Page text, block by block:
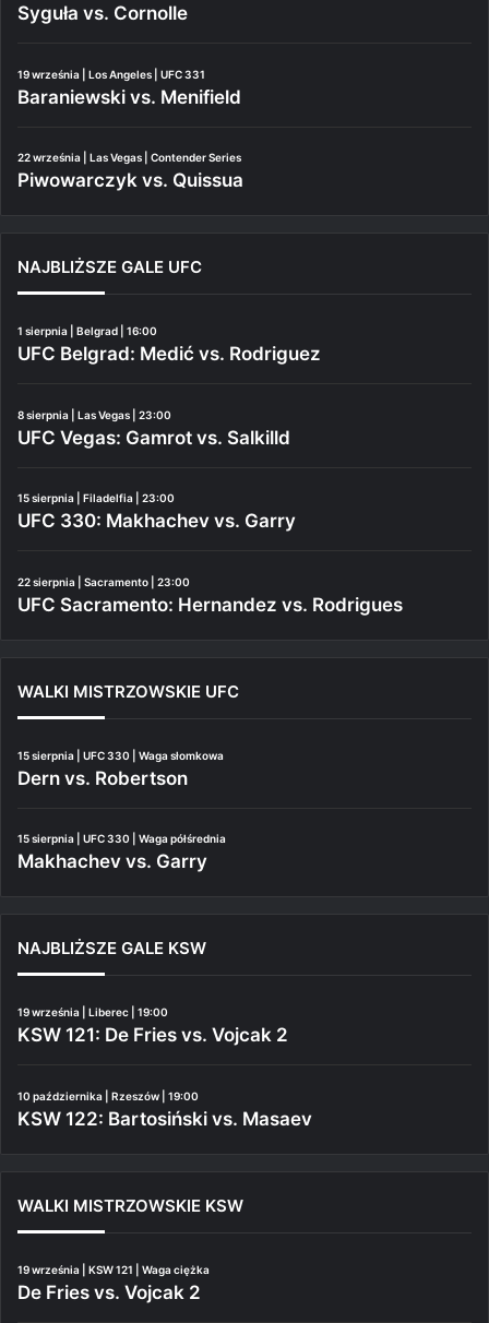
Syguła vs. Cornolle
19 września | Los Angeles | UFC 331
Baraniewski vs. Menifield
22 września | Las Vegas | Contender Series
Piwowarczyk vs. Quissua
NAJBLIŻSZE GALE UFC
1 sierpnia | Belgrad | 16:00
UFC Belgrad: Medić vs. Rodriguez
8 sierpnia | Las Vegas | 23:00
UFC Vegas: Gamrot vs. Salkilld
15 sierpnia | Filadelfia | 23:00
UFC 330: Makhachev vs. Garry
22 sierpnia | Sacramento | 23:00
UFC Sacramento: Hernandez vs. Rodrigues
WALKI MISTRZOWSKIE UFC
15 sierpnia | UFC 330 | Waga słomkowa
Dern vs. Robertson
15 sierpnia | UFC 330 | Waga półśrednia
Makhachev vs. Garry
NAJBLIŻSZE GALE KSW
19 września | Liberec | 19:00
KSW 121: De Fries vs. Vojcak 2
10 października | Rzeszów | 19:00
KSW 122: Bartosiński vs. Masaev
WALKI MISTRZOWSKIE KSW
19 września | KSW 121 | Waga ciężka
De Fries vs. Vojcak 2